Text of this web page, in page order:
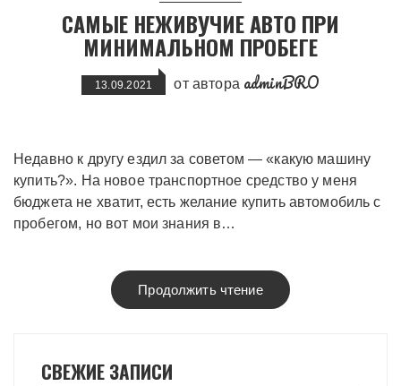
САМЫЕ НЕЖИВУЧИЕ АВТО ПРИ
МИНИМАЛЬНОМ ПРОБЕГЕ
13.09.2021 от автора adminBRO
Недавно к другу ездил за советом — «какую машину
купить?». На новое транспортное средство у меня
бюджета не хватит, есть желание купить автомобиль с
пробегом, но вот мои знания в…
Продолжить чтение
СВЕЖИЕ ЗАПИСИ